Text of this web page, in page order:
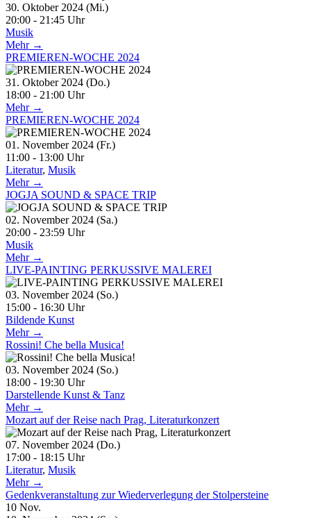
30. Oktober 2024 (Mi.)
20:00 - 21:45 Uhr
Musik
Mehr →
PREMIEREN-WOCHE 2024
31. Oktober 2024 (Do.)
18:00 - 21:00 Uhr
Mehr →
PREMIEREN-WOCHE 2024
01. November 2024 (Fr.)
11:00 - 13:00 Uhr
Literatur, Musik
Mehr →
JOGJA SOUND & SPACE TRIP
02. November 2024 (Sa.)
20:00 - 23:59 Uhr
Musik
Mehr →
LIVE-PAINTING PERKUSSIVE MALEREI
03. November 2024 (So.)
15:00 - 16:30 Uhr
Bildende Kunst
Mehr →
Rossini! Che bella Musica!
03. November 2024 (So.)
18:00 - 19:30 Uhr
Darstellende Kunst & Tanz
Mehr →
Mozart auf der Reise nach Prag, Literaturkonzert
07. November 2024 (Do.)
17:00 - 18:15 Uhr
Literatur, Musik
Mehr →
Gedenkveranstaltung zur Wiederverlegung der Stolpersteine
10 Nov.